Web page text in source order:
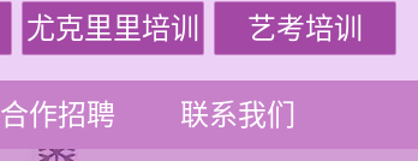
尤克里里培训 艺考培训
合作招聘 联系我们